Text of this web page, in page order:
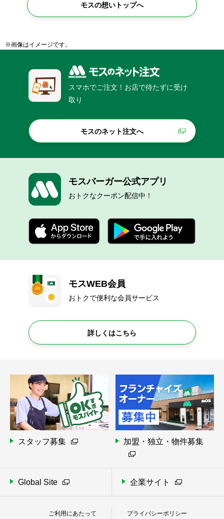
モスの想いトップへ
※画像はイメージです。
スマホでご注文！お店で待たずに受け
取り
モスのネット注文へ
モスバーガー公式アプリ
おトクなクーポン配信中！
モスWEB会員
おトクで便利な会員サービス
詳しくはこちら
スタッフ募集 加盟・独立・物件募集
Global Site 企業サイト
ご利用にあたって プライバシーポリシー